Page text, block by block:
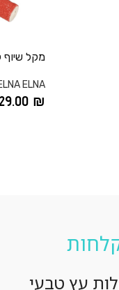
מקל שיוף
ELNA
29.00 ₪
עץ טבעי